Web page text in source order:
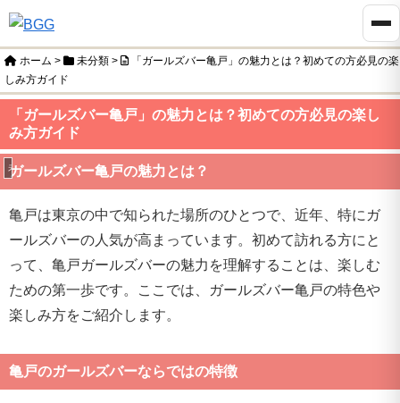
ホーム > 未分類 >
「ガールズバー亀戸」の魅力とは？初めての方必見の楽
しみ方ガイド
「ガールズバー亀戸」の魅力とは？初めての方必見の楽し
み方ガイド
未分類
ガールズバー亀戸の魅力とは？
亀戸は東京の中で知られた場所のひとつで、近年、特にガ
ールズバーの人気が高まっています。初めて訪れる方にと
って、亀戸ガールズバーの魅力を理解することは、楽しむ
ための第一歩です。ここでは、ガールズバー亀戸の特色や
楽しみ方をご紹介します。
亀戸のガールズバーならではの特徴